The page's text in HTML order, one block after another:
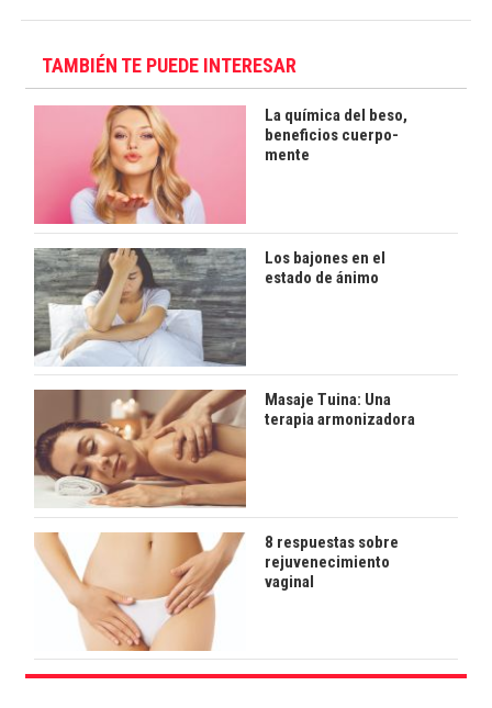
TAMBIÉN TE PUEDE INTERESAR
La química del beso,
beneficios cuerpo-
mente
Los bajones en el
estado de ánimo
Masaje Tuina: Una
terapia armonizadora
8 respuestas sobre
rejuvenecimiento
vaginal